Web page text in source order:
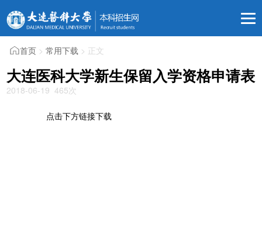
首页> 常用下载> 正文
大连医科大学新生保留入学资格申请表
2018-06-19465次
点击下方链接下载